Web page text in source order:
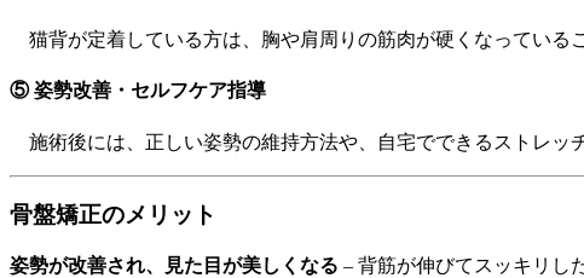
猫背が定着している方は、胸や肩周りの筋肉が硬くなっている
⑤ 姿勢改善・セルフケア指導
施術後には、正しい姿勢の維持方法や、自宅でできるストレッ
骨盤矯正のメリット
姿勢が改善され、見た目が美しくなる – 背筋が伸びてスッキリし